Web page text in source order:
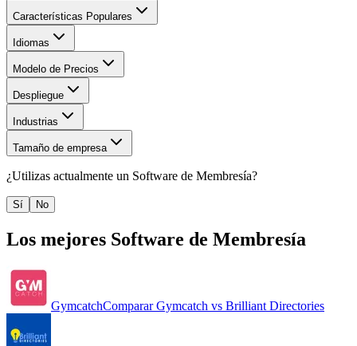
Características Populares
Idiomas
Modelo de Precios
Despliegue
Industrias
Tamaño de empresa
¿Utilizas actualmente un Software de Membresía?
Sí No
Los mejores Software de Membresía
GymcatchComparar Gymcatch vs Brilliant Directories